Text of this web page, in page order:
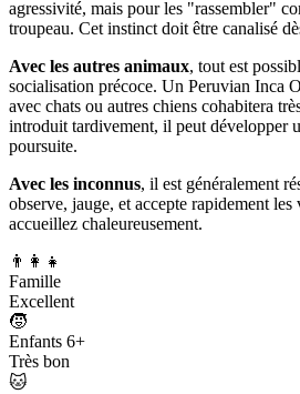
agressivité, mais pour les "rassembler"
troupeau. Cet instinct doit être canalisé
Avec les autres animaux, tout est
socialisation précoce. Un Peruvian Inca
avec chats ou autres chiens cohabitera
introduit tardivement, il peut développer
poursuite.
Avec les inconnus, il est généralement
observe, jauge, et accepte rapidement
accueillez chaleureusement.
👨‍👩‍👧
Famille
Excellent
🧒
Enfants 6+
Très bon
🐱